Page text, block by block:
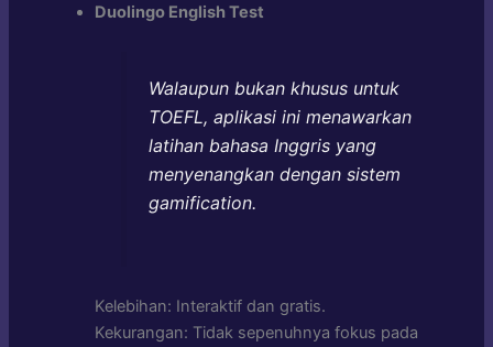
Duolingo English Test
Walaupun bukan khusus untuk
TOEFL, aplikasi ini menawarkan
latihan bahasa Inggris yang
menyenangkan dengan sistem
gamification.
Kelebihan: Interaktif dan gratis.
Kekurangan: Tidak sepenuhnya fokus pada